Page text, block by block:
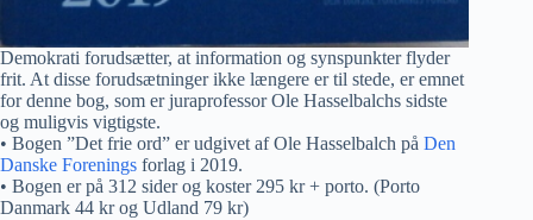
Demokrati forudsætter, at information og synspunkter flyder
frit. At disse forudsætninger ikke længere er til stede, er emnet
for denne bog, som er juraprofessor Ole Hasselbalchs sidste
og muligvis vigtigste.
• Bogen ”Det frie ord” er udgivet af Ole Hasselbalch på Den
Danske Forenings forlag i 2019.
• Bogen er på 312 sider og koster 295 kr + porto. (Porto
Danmark 44 kr og Udland 79 kr)